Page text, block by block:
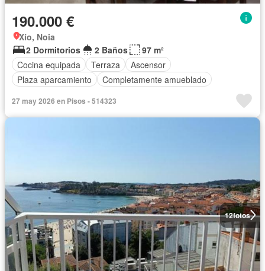
190.000 €
Xío, Noia
2 Dormitorios
2 Baños
97 m²
Cocina equipada
Terraza
Ascensor
Plaza aparcamiento
Completamente amueblado
27 may 2026 en Pisos - 514323
12fotos